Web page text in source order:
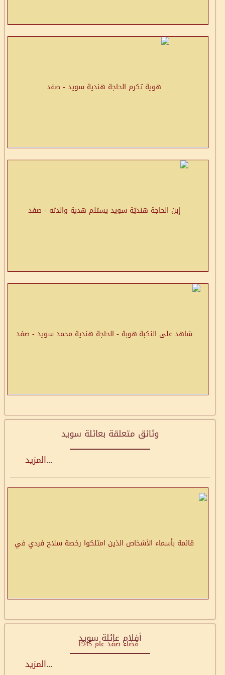
وثائق متعلقة بعائلة سويد
...المزيد
أفلام عائلة سويد
...المزيد